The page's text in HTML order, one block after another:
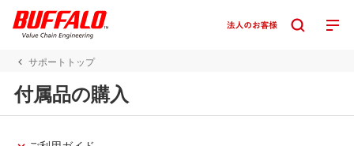
サポートトップ
付属品の購入